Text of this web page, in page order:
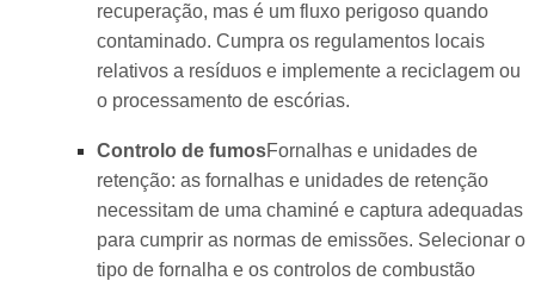
recuperação, mas é um fluxo perigoso quando
contaminado. Cumpra os regulamentos locais
relativos a resíduos e implemente a reciclagem ou
o processamento de escórias.
Controlo de fumosFornalhas e unidades de
retenção: as fornalhas e unidades de retenção
necessitam de uma chaminé e captura adequadas
para cumprir as normas de emissões. Selecionar o
tipo de fornalha e os controlos de combustão